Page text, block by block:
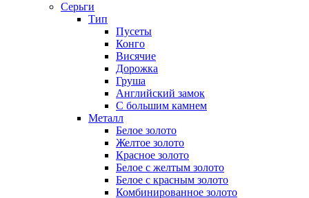
Серьги
Тип
Пусеты
Конго
Висячие
Дорожка
Груша
Английский замок
С большим камнем
Металл
Белое золото
Желтое золото
Красное золото
Белое с желтым золото
Белое с красным золото
Комбинированное золото